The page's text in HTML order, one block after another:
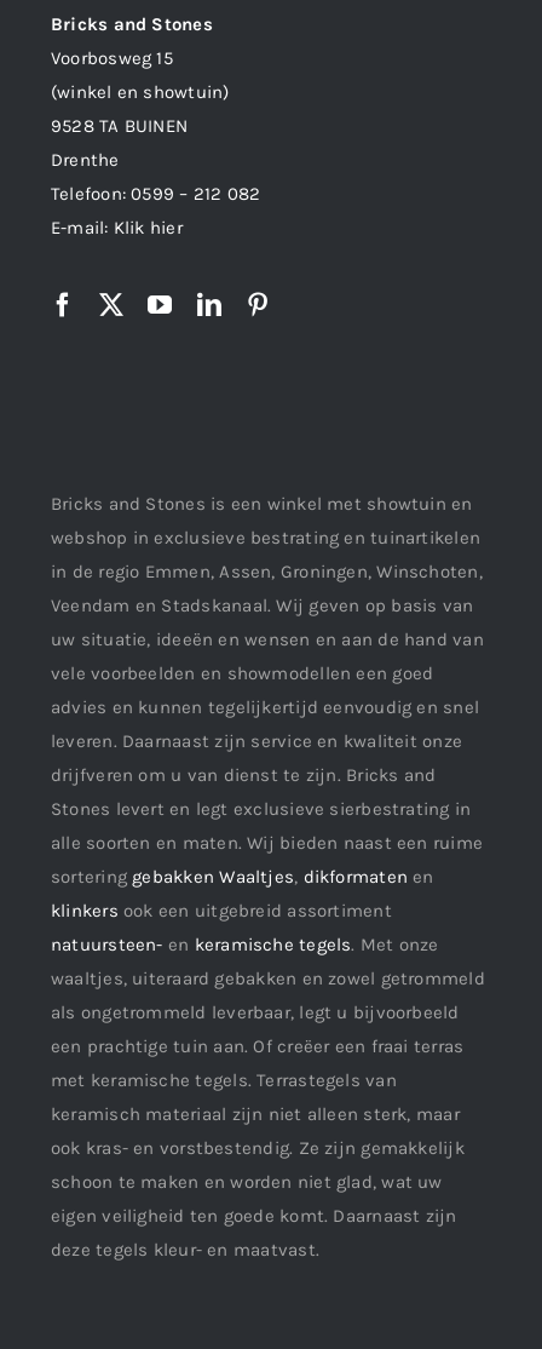
Bricks and Stones
Voorbosweg 15
(winkel en showtuin)
9528 TA BUINEN
Drenthe
Telefoon:0599 – 212 082
E-mail: Klik hier
Bricks and Stones is een winkel met showtuin en
webshop in exclusieve bestrating en tuinartikelen
in de regio Emmen, Assen, Groningen, Winschoten,
Veendam en Stadskanaal. Wij geven op basis van
uw situatie, ideeën en wensen en aan de hand van
vele voorbeelden en showmodellen een goed
advies en kunnen tegelijkertijd eenvoudig en snel
leveren. Daarnaast zijn service en kwaliteit onze
drijfveren om u van dienst te zijn. Bricks and
Stones levert en legt exclusieve sierbestrating in
alle soorten en maten. Wij bieden naast een ruime
sortering gebakken Waaltjes, dikformaten en
klinkers ook een uitgebreid assortiment
natuursteen- en keramische tegels. Met onze
waaltjes, uiteraard gebakken en zowel getrommeld
als ongetrommeld leverbaar, legt u bijvoorbeeld
een prachtige tuin aan. Of creëer een fraai terras
met keramische tegels. Terrastegels van
keramisch materiaal zijn niet alleen sterk, maar
ook kras- en vorstbestendig. Ze zijn gemakkelijk
schoon te maken en worden niet glad, wat uw
eigen veiligheid ten goede komt. Daarnaast zijn
deze tegels kleur- en maatvast.